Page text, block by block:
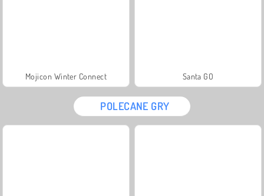
Mojicon Winter Connect Santa GO
POLECANE GRY